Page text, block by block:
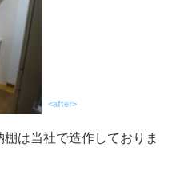
<after>
棚は当社で造作しておりま